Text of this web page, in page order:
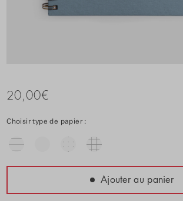
20,00€
Choisir type de papier :
Ajouter au panier